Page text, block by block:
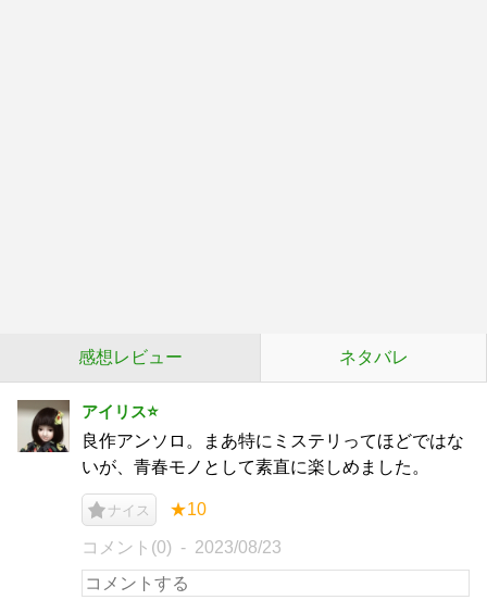
感想レビュー ネタバレ
アイリス⭐️
良作アンソロ。まあ特にミステリってほどではな
いが、青春モノとして素直に楽しめました。
ナイス ★10
コメント(0) 2023/08/23